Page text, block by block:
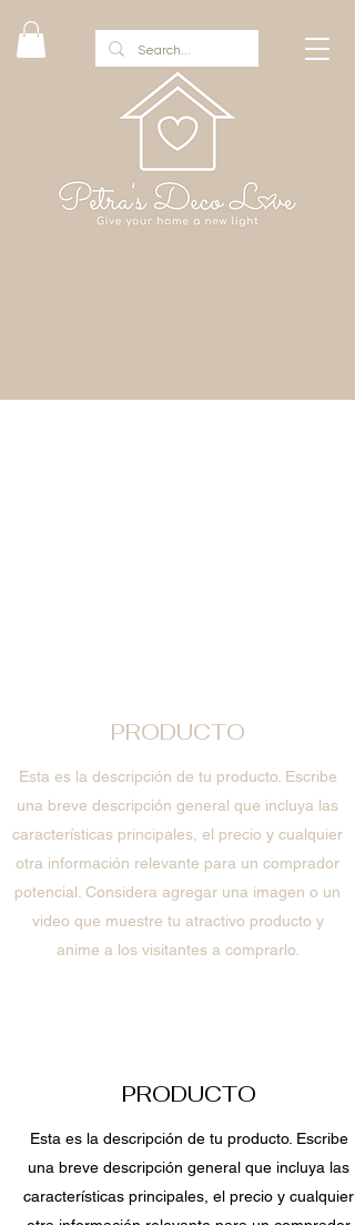
PRODUCTO
Esta es la descripción de tu producto. Escribe
una breve descripción general que incluya las
características principales, el precio y cualquier
otra información relevante para un comprador
potencial. Considera agregar una imagen o un
video que muestre tu atractivo producto y
anime a los visitantes a comprarlo.
PRODUCTO
Esta es la descripción de tu producto. Escribe
una breve descripción general que incluya las
características principales, el precio y cualquier